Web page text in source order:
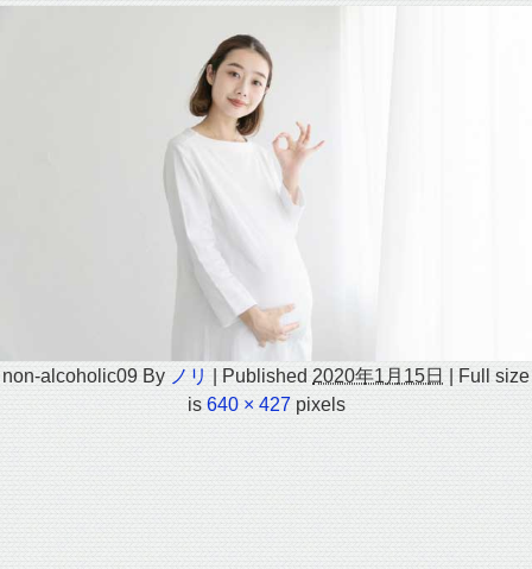
non-alcoholic09 By ノリ Published 2020年1月15日
Full size
is 640 × 427pixels